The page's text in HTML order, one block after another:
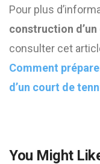
Pour plus
construction
consulter cet
Comment
d’un court de
You Might